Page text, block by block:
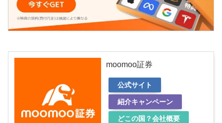
moomoo証券
公式サイト
紹介キャンペーン
どこの国？会社概要